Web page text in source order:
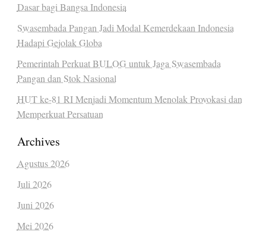
Dasar bagi Bangsa Indonesia
Swasembada Pangan Jadi Modal Kemerdekaan Indonesia
Hadapi Gejolak Globa
Pemerintah Perkuat BULOG untuk Jaga Swasembada
Pangan dan Stok Nasional
HUT ke-81 RI Menjadi Momentum Menolak Provokasi dan
Memperkuat Persatuan
Archives
Agustus 2026
Juli 2026
Juni 2026
Mei 2026